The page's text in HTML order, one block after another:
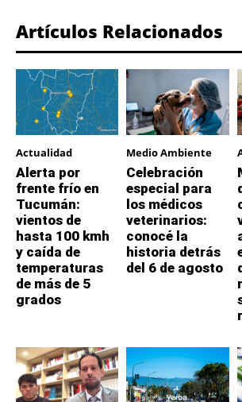
Artículos Relacionados
Actualidad
Alerta por
frente frío en
Tucumán:
vientos de
hasta 100 kmh
y caída de
temperaturas
de más de 5
grados
Medio Ambiente
Celebración
especial para
los médicos
veterinarios:
conocé la
historia detrás
del 6 de agosto